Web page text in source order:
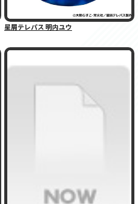
星屑テレパス 明内ユウ